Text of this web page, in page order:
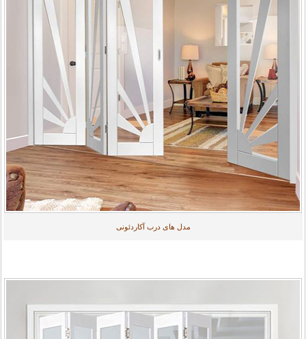
مدل های درب آکاردئونی